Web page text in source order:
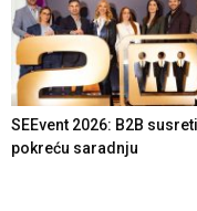
SEEvent 2026: B2B
pokreću saradnju